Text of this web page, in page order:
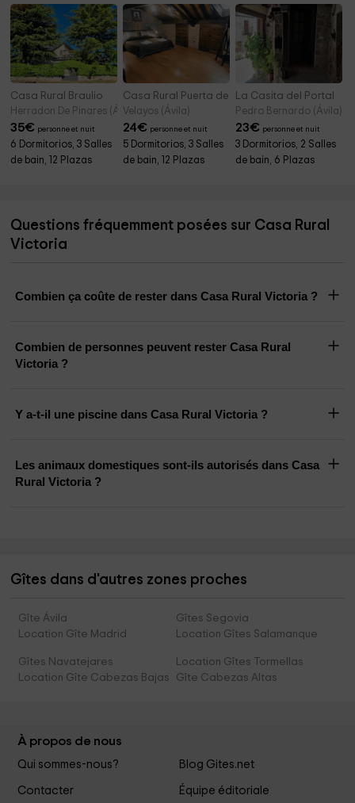
Casa Rural Braulio
Herradon De Pinares (Ávila)
35€ personne et nuit
6 Dormitorios, 3 Salles
de bain, 12 Plazas
Casa Rural Puerta de Castilla
Velayos (Ávila)
24€ personne et nuit
5 Dormitorios, 3 Salles
de bain, 12 Plazas
La Casita del Portal
Pedro Bernardo (Ávila)
23€ personne et nuit
3 Dormitorios, 2 Salles
de bain, 6 Plazas
Questions fréquemment posées sur Casa Rural
Victoria
Combien ça coûte de rester dans Casa Rural Victoria ?
Combien de personnes peuvent rester Casa Rural
Victoria ?
Y a-t-il une piscine dans Casa Rural Victoria ?
Les animaux domestiques sont-ils autorisés dans Casa
Rural Victoria ?
Gîtes dans d'autres zones proches
Gîte Ávila
Gîtes Segovia
Location Gîte Madrid
Location Gîtes Salamanque
Gîtes Navatejares
Location Gîtes Tormellas
Location Gîte Cabezas Bajas
Gîte Cabezas Altas
À propos de nous
Qui sommes-nous? Blog Gites.net
Contacter Équipe éditoriale